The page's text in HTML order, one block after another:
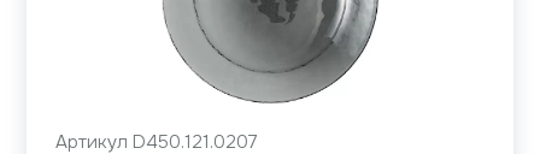
Артикул D450.121.0207